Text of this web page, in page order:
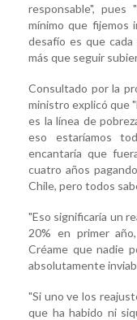
responsable",
mínimo que fijemos
desafío es que
más que seguir
Consultado por la
ministro explicó que
es la línea de
eso estaríamos
encantaría que
cuatro años
Chile, pero todos
"Eso significaría un
20% en primer
Créame que nadie
absolutamente
"Si uno ve los
que ha habido ni